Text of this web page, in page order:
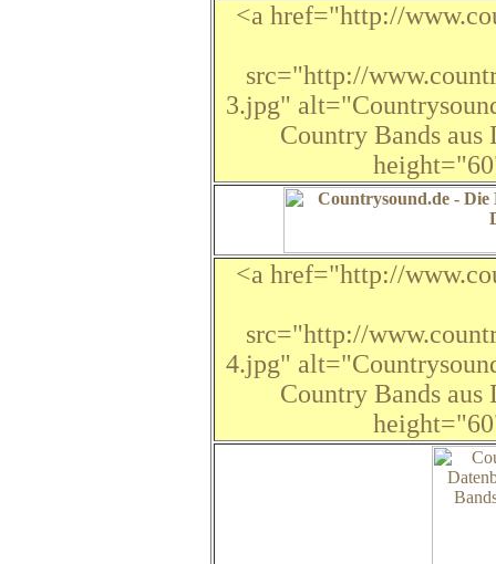
<a href="http://
src="http://
3.jpg"
Country Bands
<a href="http://
src="http://
4.jpg"
Country Bands